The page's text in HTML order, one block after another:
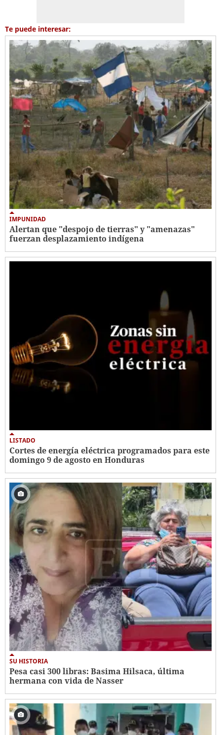
Te puede interesar:
IMPUNIDAD
Alertan que "despojo de tierras" y "amenazas"
fuerzan desplazamiento indígena
LISTADO
Cortes de energía eléctrica programados para este
domingo 9 de agosto en Honduras
SU HISTORIA
Pesa casi 300 libras: Basima Hilsaca, última
hermana con vida de Nasser